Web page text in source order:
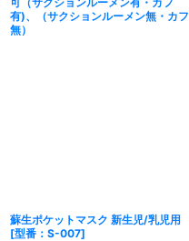
有)、（サクションルーメン無・カフ
無）
蘇生ポケットマスク 新生児/乳児用
[型番：S-007]